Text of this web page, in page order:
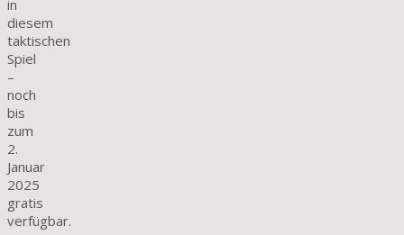
in
diesem
taktischen
Spiel
–
noch
bis
zum
2.
Januar
2025
gratis
verfügbar.